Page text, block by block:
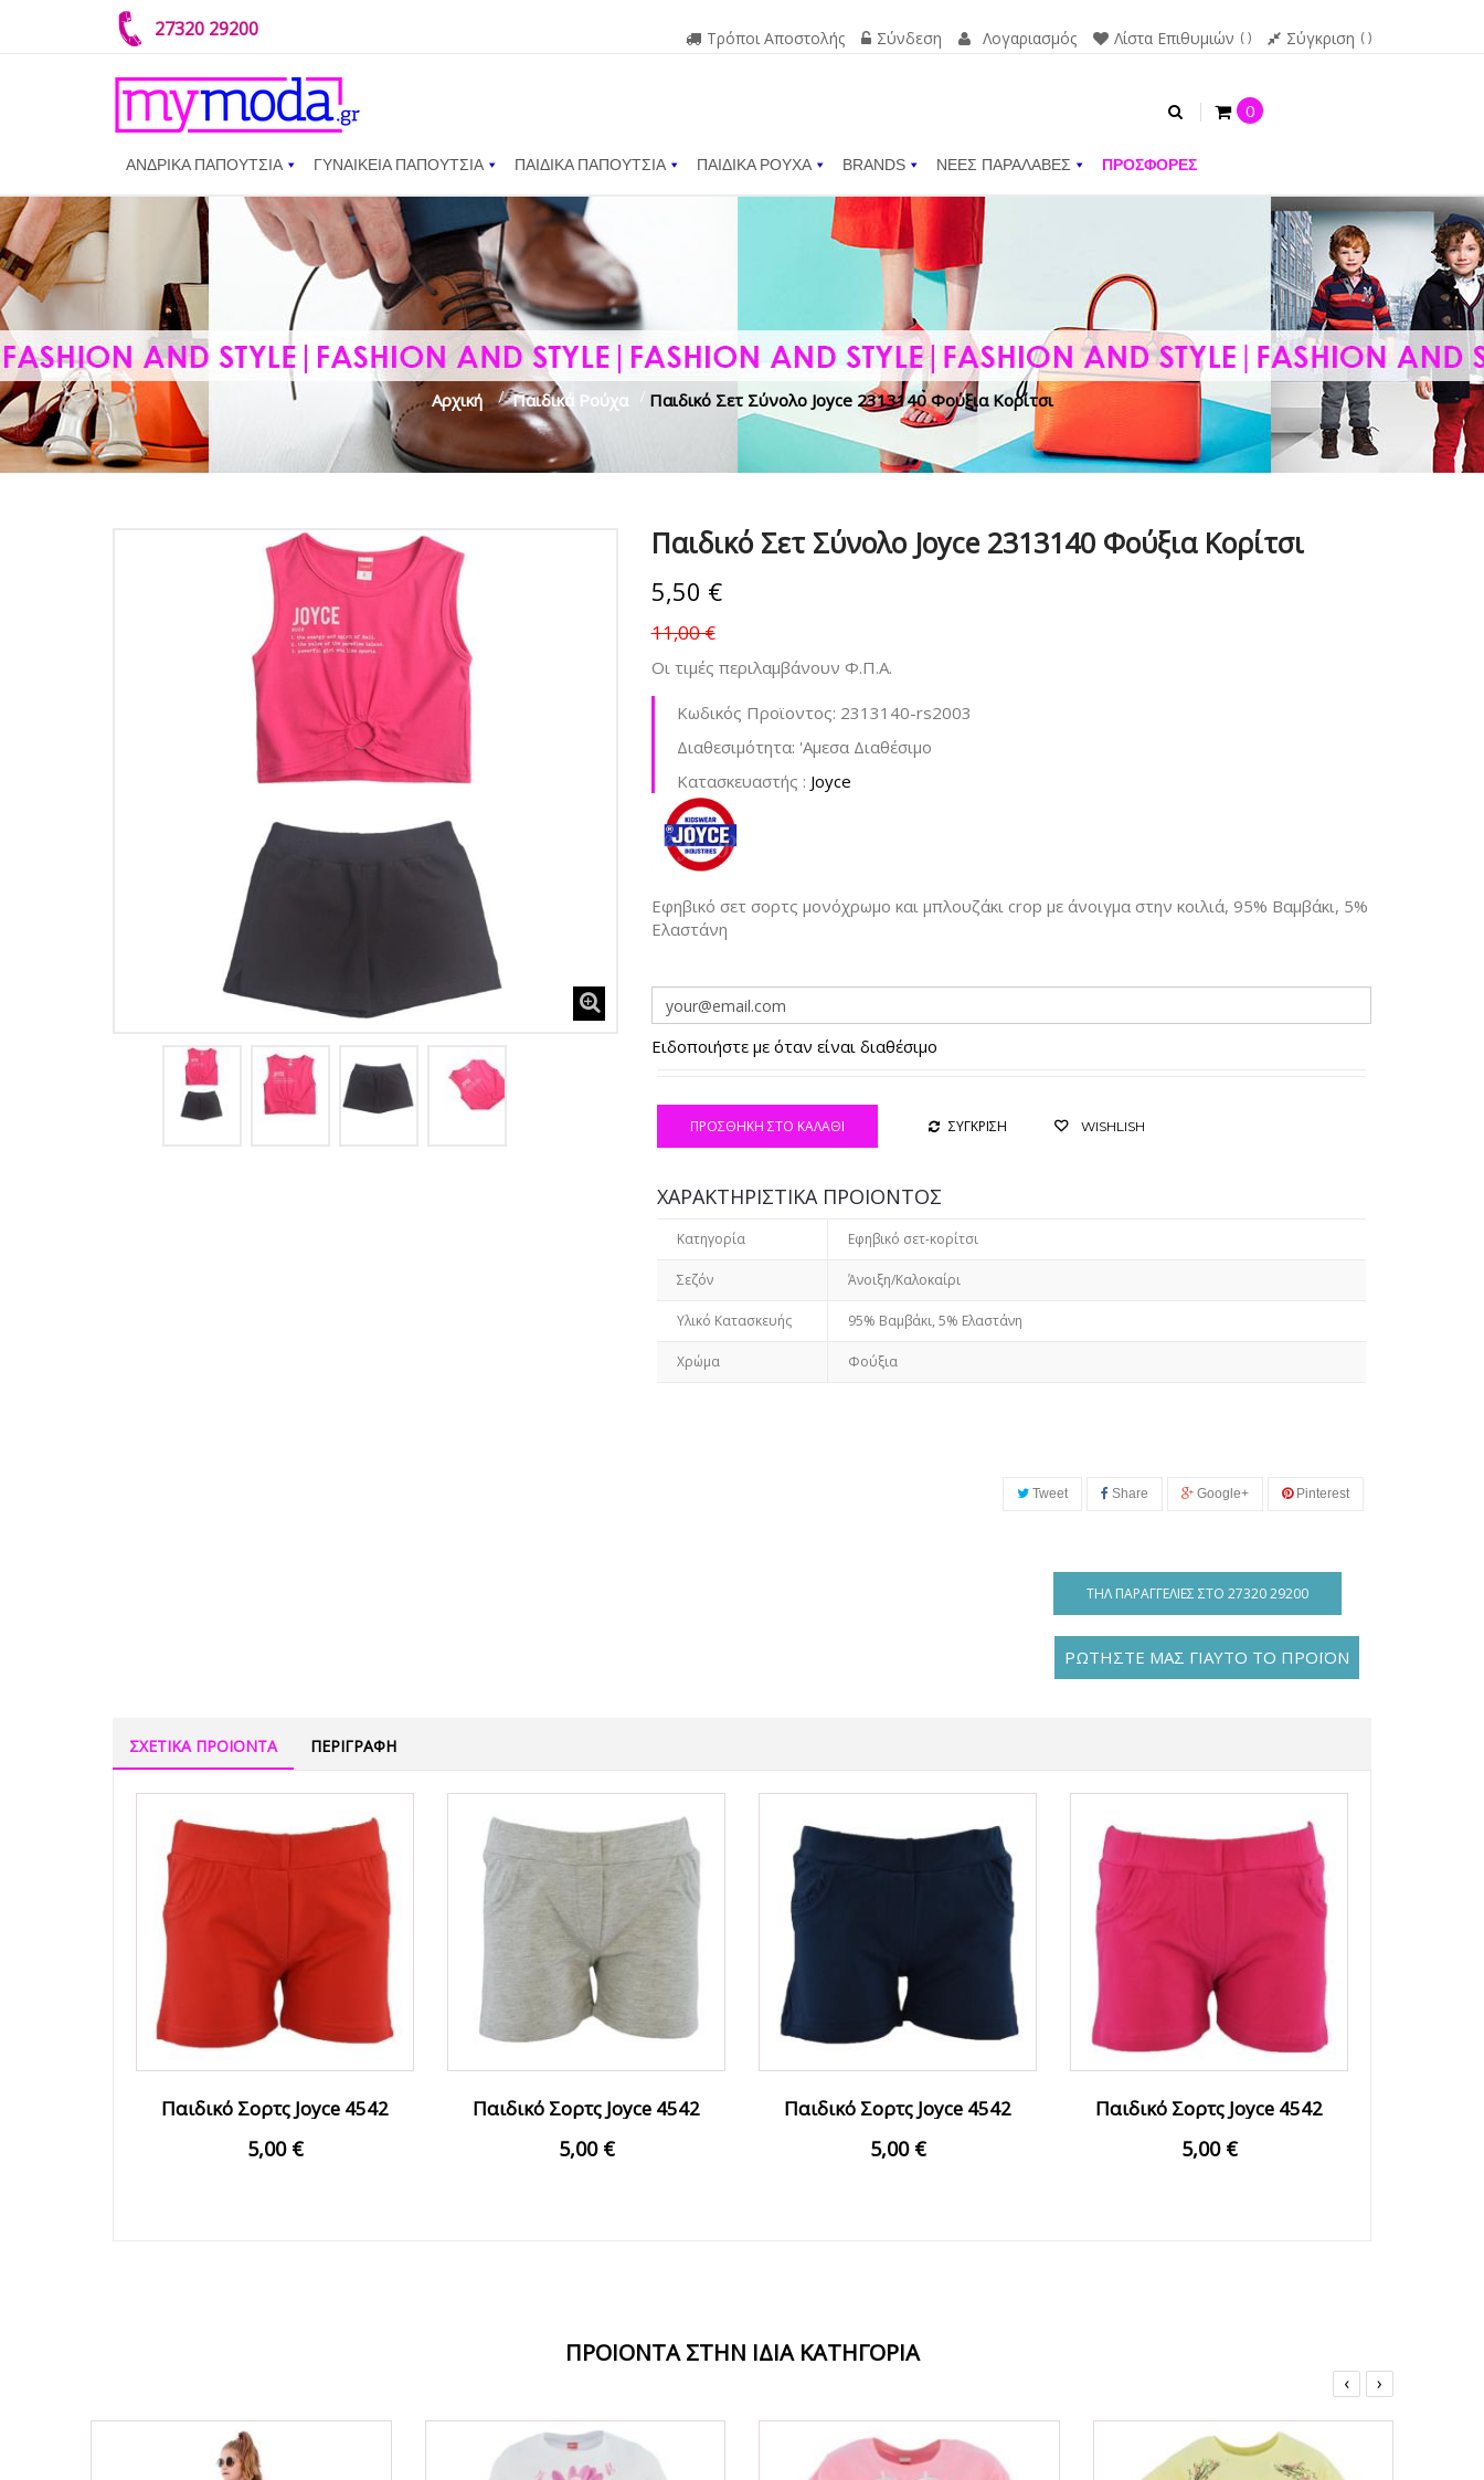
27320 29200 Τρόποι Αποστολής Σύνδεση Λογαριασμός Λίστα Επιθυμιών Σύγκριση
0
ΑΝΔΡΙΚΑ ΠΑΠΟΥΤΣΙΑ ΓΥΝΑΙΚΕΙΑ ΠΑΠΟΥΤΣΙΑ ΠΑΙΔΙΚΑ ΠΑΠΟΥΤΣΙΑ ΠΑΙΔΙΚΑ ΡΟΥΧΑ BRANDS ΝΕΕΣ ΠΑΡΑΛΑΒΕΣ ΠΡΟΣΦΟΡΕΣ
Αρχική > Παιδικά Ρούχα > Παιδικό Σετ Σύνολο Joyce 2313140 Φούξια Κορίτσι
Παιδικό Σετ Σύνολο Joyce 2313140 Φούξια Κορίτσι
5,50 €
11,00 €
Οι τιμές περιλαμβάνουν Φ.Π.Α.
Κωδικός Προϊοντος: 2313140-rs2003
Διαθεσιμότητα: 'Aμεσα Διαθέσιμο
Kατασκευαστής : Joyce
Εφηβικό σετ σορτς μονόχρωμο και μπλουζάκι crop με άνοιγμα στην κοιλιά, 95% Βαμβάκι, 5%
Ελαστάνη
Ειδοποιήστε με όταν είναι διαθέσιμο
ΠΡΟΣΘΉΚΗ ΣΤΟ ΚΑΛΆΘΙ ΣΥΓΚΡΙΣΗ WISHLISH
ΧΑΡΑΚΤΗΡΙΣΤΙΚΑ ΠΡΟΙΟΝΤΟΣ
Κατηγορία Εφηβικό σετ-κορίτσι
Σεζόν Άνοιξη/Καλοκαίρι
Υλικό Κατασκευής 95% Βαμβάκι, 5% Ελαστάνη
Χρώμα Φούξια
Tweet Share Google+ Pinterest
ΤΗΛ ΠΑΡΑΓΓΕΛΊΕΣ ΣΤΟ 27320 29200
ΡΩΤΗΣΤΕ ΜΑΣ ΓΙΑΥΤΟ ΤΟ ΠΡΟΪΟΝ
ΣΧΕΤΙΚΑ ΠΡΟΙΟΝΤΑ ΠΕΡΙΓΡΑΦΗ
Παιδικό Σορτς Joyce 4542
5,00 €
Παιδικό Σορτς Joyce 4542
5,00 €
Παιδικό Σορτς Joyce 4542
5,00 €
Παιδικό Σορτς Joyce 4542
5,00 €
ΠΡΟΙΟΝΤΑ ΣΤΗΝ ΙΔΙΑ ΚΑΤΗΓΟΡΙΑ
‹ ›